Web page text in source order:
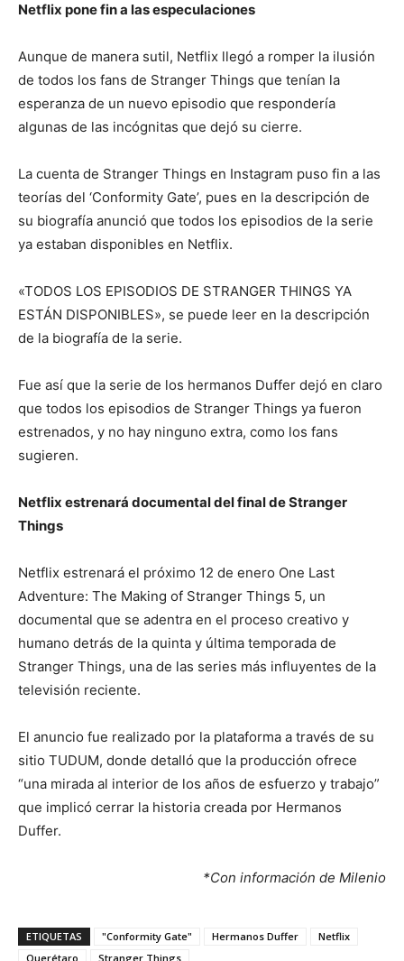
Netflix pone fin a las especulaciones
Aunque de manera sutil, Netflix llegó a romper la ilusión
de todos los fans de Stranger Things que tenían la
esperanza de un nuevo episodio que respondería
algunas de las incógnitas que dejó su cierre.
La cuenta de Stranger Things en Instagram puso fin a las
teorías del ‘Conformity Gate’, pues en la descripción de
su biografía anunció que todos los episodios de la serie
ya estaban disponibles en Netflix.
«TODOS LOS EPISODIOS DE STRANGER THINGS YA
ESTÁN DISPONIBLES», se puede leer en la descripción
de la biografía de la serie.
Fue así que la serie de los hermanos Duffer dejó en claro
que todos los episodios de Stranger Things ya fueron
estrenados, y no hay ninguno extra, como los fans
sugieren.
Netflix estrenará documental del final de Stranger
Things
Netflix estrenará el próximo 12 de enero One Last
Adventure: The Making of Stranger Things 5, un
documental que se adentra en el proceso creativo y
humano detrás de la quinta y última temporada de
Stranger Things, una de las series más influyentes de la
televisión reciente.
El anuncio fue realizado por la plataforma a través de su
sitio TUDUM, donde detalló que la producción ofrece
“una mirada al interior de los años de esfuerzo y trabajo”
que implicó cerrar la historia creada por Hermanos
Duffer.
*Con información de Milenio
ETIQUETAS "Conformity Gate" Hermanos Duffer
Netflix
Querétaro
Stranger Things